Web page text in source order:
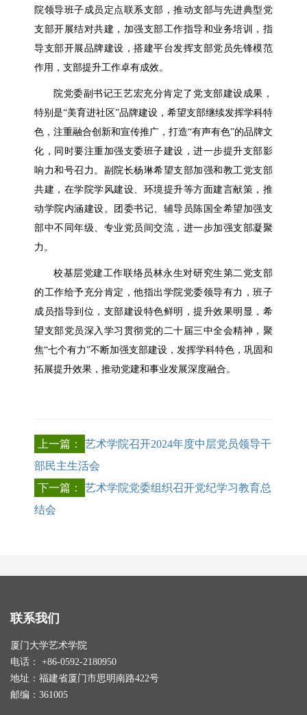
院领导班子成员定点联系支部，推动支部与先进典型党
支部开展结对共建，加强支部工作指导和业务培训，指
导支部开展品牌建设，搭建平台发挥支部党员先锋模范
作用，支部提升工作卓有成效。
院党委副书记王艺宏充分肯定了党支部建设成果，
特别是“美育进社区”品牌建设，希望支部继续发挥学科特
色，注重融合创新和宣传推广，打造“有声有色”的品牌文
化，同时要注重加强支委班子建设，进一步提升支部影
响力和号召力。副院长杨琳希望支部加强和教工党支部
共建，在学院学风建设、环境提升等方面建言献策，推
动学院内涵建设。团委书记、辅导员陈国全希望加强支
部中不同年级、专业党员间交流，进一步加强支部凝聚
力。
校基层党建工作联络员林永生对研究生第二党支部
的工作给予充分肯定，他指出学院党委领导有力，班子
成员指导到位，支部建设特色鲜明，提升效果明显，希
望支部党员深入学习贯彻党的二十届三中全会精神，聚
焦“七个有力”不断加强支部建设，发挥学科特色，巩固和
拓展提升效果，推动党建和事业发展深度融合。
上一篇：
艺术学院召开2024年度中层党员领导干
部民主生活会
下一篇：
艺术学院党委组织召开党纪学习教育总
结会
联系我们
厦门大学艺术学院
电话： +86-0592-2180950
地址：福建省厦门市思明南路422号
邮编：361005